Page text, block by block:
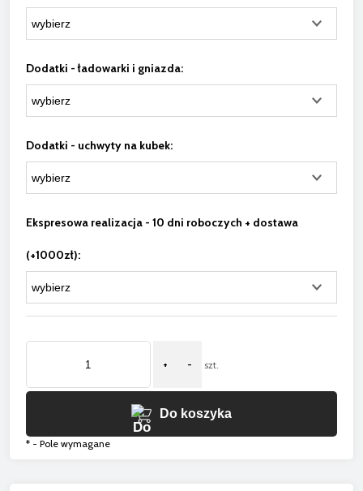
Dodatki - ładowarki i gniazda:
Dodatki - uchwyty na kubek:
Ekspresowa realizacja - 10 dni roboczych + dostawa
(+1000zł):
+ - szt.
Do koszyka
* - Pole wymagane